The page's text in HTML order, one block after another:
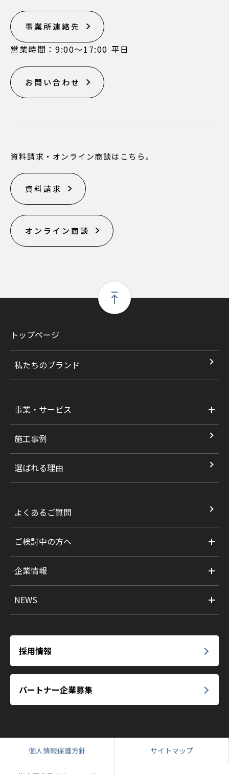
事業所連絡先
営業時間：9:00〜17:00 平日
お問い合わせ
資料請求・オンライン商談はこちら。
資料請求
オンライン商談
トップページ
私たちのブランド
事業・サービス
施工事例
選ばれる理由
よくあるご質問
ご検討中の方へ
企業情報
NEWS
採用情報
パートナー企業募集
個人情報保護方針 サイトマップ